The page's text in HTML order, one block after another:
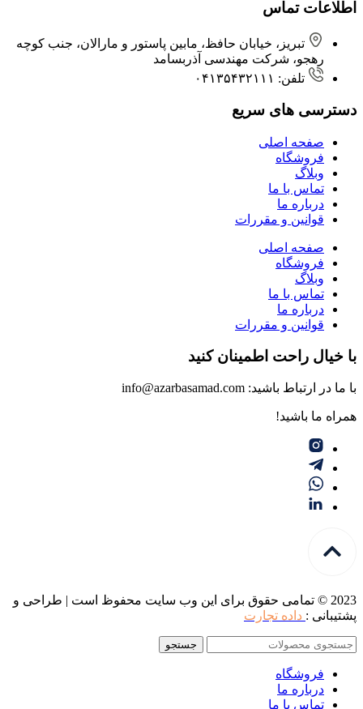
اطلاعات تماس
تبریز، خیابان حافظ، مابین پاستور و مارالان، جنب کوچه
رهجو، شرکت مهندسی آذربسامد
تلفن: ۰۴۱۳۵۴۳۲۱۱۱
دسترسی های سریع
صفحه اصلی
فروشگاه
وبلاگ
تماس با ما
درباره ما
قوانین و مقررات
صفحه اصلی
فروشگاه
وبلاگ
تماس با ما
درباره ما
قوانین و مقررات
با خیال راحت اطمینان کنید
با ما در ارتباط باشید: info@azarbasamad.com
همراه ما باشید!
2023 © تمامی حقوق برای این وب سایت محفوظ است | طراحی و
پشتیبانی : داده تجارت
جستجو
فروشگاه
درباره ما
تماس با ما